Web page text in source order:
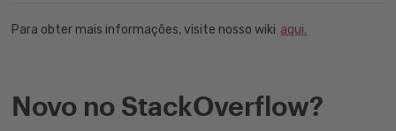
Para obter mais informações, visite nosso wiki aqui.
Novo no StackOverflow?